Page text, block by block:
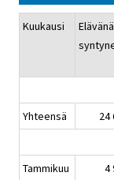
Kuukausi
Elävänä
Yhteensä 24
Tammikuu 4